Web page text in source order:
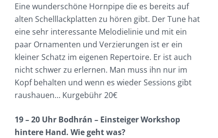
Eine wunderschöne Hornpipe die es bereits auf
alten Schelllackplatten zu hören gibt. Der Tune hat
eine sehr interessante Melodielinie und mit ein
paar Ornamenten und Verzierungen ist er ein
kleiner Schatz im eigenen Repertoire. Er ist auch
nicht schwer zu erlernen. Man muss ihn nur im
Kopf behalten und wenn es wieder Sessions gibt
raushauen… Kurgebühr 20€
19 – 20 Uhr Bodhrán – Einsteiger Workshop
hintere Hand. Wie geht was?